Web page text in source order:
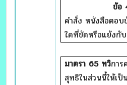
ข้อ
คำสั่ง หนังสือตอ
ใดที่ขัดหรือแย้งกั
มาตรา 65 ทวิกา
สุทธิในส่วนนี้ให้เป็